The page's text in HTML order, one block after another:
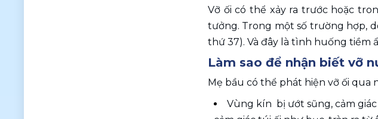
Vỡ ối có thể xảy ra trước hoặc
tưởng. Trong một số trường hợp,
thứ 37). Và đây là tình huống tiềm
Làm sao để nhận biết vỡ
Mẹ bầu có thể phát hiện vỡ ối qua
Vùng kín  bị ướt sũng, cảm